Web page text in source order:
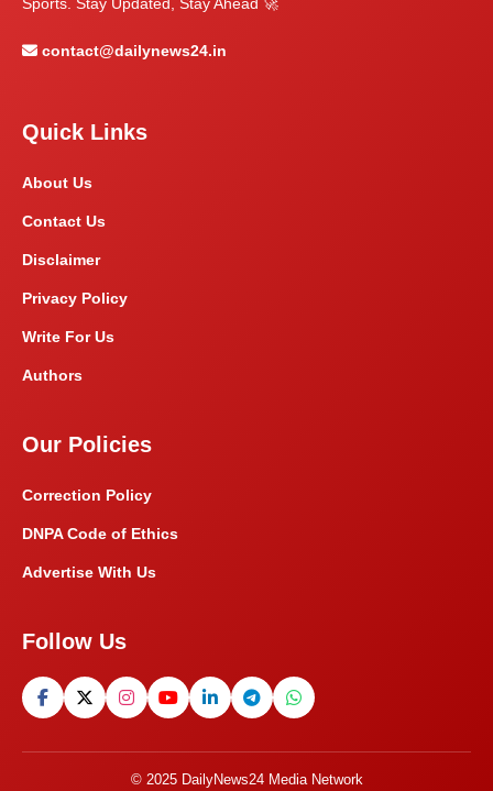
contact@dailynews24.in
Quick Links
About Us
Contact Us
Disclaimer
Privacy Policy
Write For Us
Authors
Our Policies
Correction Policy
DNPA Code of Ethics
Advertise With Us
Follow Us
© 2025 DailyNews24 Media Network